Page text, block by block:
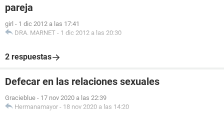
pareja
girl - 1 dic 2012 a las 17:41
DRA. MARNET - 1 dic 2012 a las 20:30
2 respuestas
Defecar en las relaciones sexuales
Gracieblue - 17 nov 2020 a las 22:39
Hermanamayor - 18 nov 2020 a las 14:20